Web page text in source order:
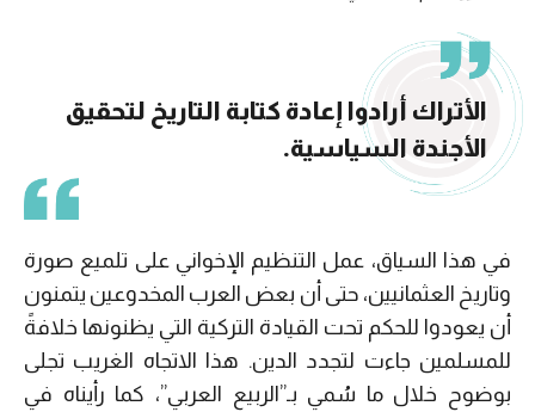
الأتراك أرادوا إعادة كتابة التاريخ لتحقيق
الأجندة السياسية.
في هذا السياق، عمل التنظيم الإخواني على تلميع صورة
وتاريخ العثمانيين، حتى أن بعض العرب المخدوعين يتمنون
أن يعودوا للحكم تحت القيادة التركية التي يظنونها خلافةً
للمسلمين جاءت لتجدد الدين. هذا الاتجاه الغريب تجلى
بوضوح خلال ما سُمي بـ”الربيع العربي”، كما رأيناه في